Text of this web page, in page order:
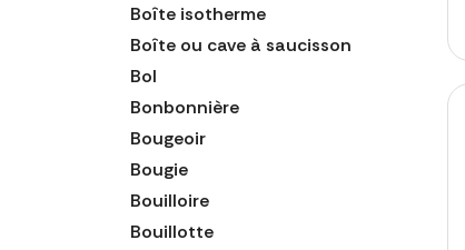
Boîte isotherme
Boîte ou cave à saucisson
Bol
Bonbonnière
Bougeoir
Bougie
Bouilloire
Bouillotte